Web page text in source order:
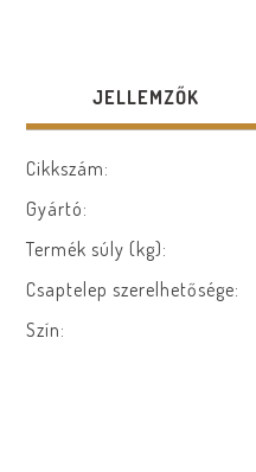
JELLEMZŐK
Cikkszám:
Gyártó:
Termék súly (kg):
Csaptelep szerelhetősége:
Szín: